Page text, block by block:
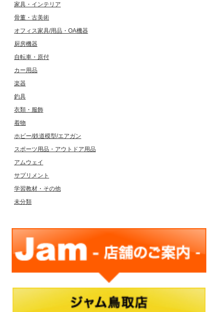
家具・インテリア
骨董・古美術
オフィス家具/用品・OA機器
厨房機器
自転車・原付
カー用品
楽器
釣具
衣類・服飾
着物
ホビー/鉄道模型/エアガン
スポーツ用品・アウトドア用品
アムウェイ
サプリメント
学習教材・その他
未分類